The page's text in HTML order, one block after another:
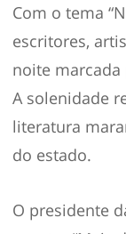
Com o tema
escritores,
noite
A solenidade
literatura
do estado.
O presidente